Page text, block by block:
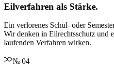
Eilverfahren als Stärke.
Ein verlorenes Schul- oder
Wir denken in Eilrechtsschutz und
laufenden Verfahren wirken.
№ 04